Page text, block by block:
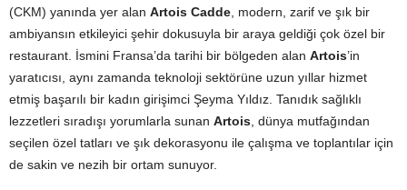
(CKM) yanında yer alan Artois Cadde , modern, zarif ve şık bir
ambiyansın etkileyici şehir dokusuyla bir araya geldiği çok özel bir
restaurant. İsmini Fransa’da tarihi bir bölgeden alan Artois’in
yaratıcısı, aynı zamanda teknoloji sektörüne uzun yıllar hizmet
etmiş başarılı bir kadın girişimci Şeyma Yıldız. Tanıdık sağlıklı
lezzetleri sıradışı yorumlarla sunan Artois , dünya mutfağından
seçilen özel tatları ve şık dekorasyonu ile çalışma ve toplantılar için
de sakin ve nezih bir ortam sunuyor.